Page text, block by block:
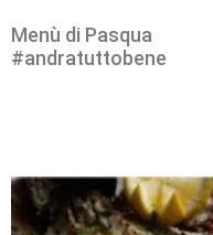
Menù di Pasqua
#andratuttobene